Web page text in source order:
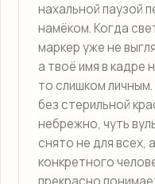
нахальной паузой
намёком. Когда
маркер уже не
а твоё имя в кадре
то слишком
без стерильной
небрежно, чуть
снято не для всех,
конкретного